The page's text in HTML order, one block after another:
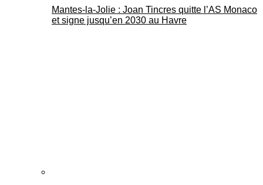
Mantes-la-Jolie : Joan Tincres quitte l’AS Monaco
et signe jusqu’en 2030 au Havre